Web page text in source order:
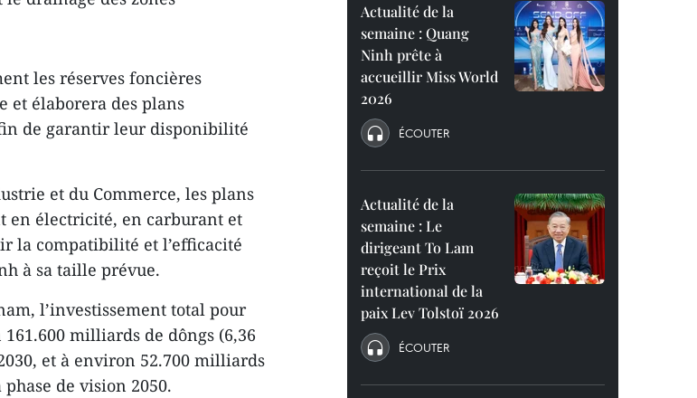
les réserves foncières
et élaborera des plans
de garantir leur disponibilité
et du Commerce, les plans
en électricité, en carburant et
la compatibilité et l’efficacité
à sa taille prévue.
l’investissement total pour
milliards de dôngs (6,36
et à environ 52.700 milliards
de vision 2050.
Actualité de la
semaine : Quang
Ninh prête à
accueillir Miss World
2026
ÉCOUTER
Actualité de la
semaine : Le
dirigeant To Lam
reçoit le Prix
international de la
paix Lev Tolstoï 2026
ÉCOUTER